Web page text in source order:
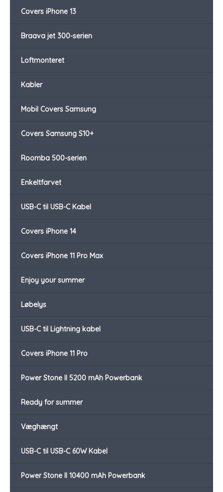
Covers iPhone 13
Braava jet 300-serien
Loftmonteret
Kabler
Mobil Covers Samsung
Covers Samsung S10+
Roomba 500-serien
Enkeltfarvet
USB-C til USB-C Kabel
Covers iPhone 14
Covers iPhone 11 Pro Max
Enjoy your summer
Løbelys
USB-C til Lightning kabel
Covers iPhone 11 Pro
Power Stone II 5200 mAh Powerbank
Ready for summer
Væghængt
USB-C til USB-C 60W Kabel
Power Stone II 10400 mAh Powerbank